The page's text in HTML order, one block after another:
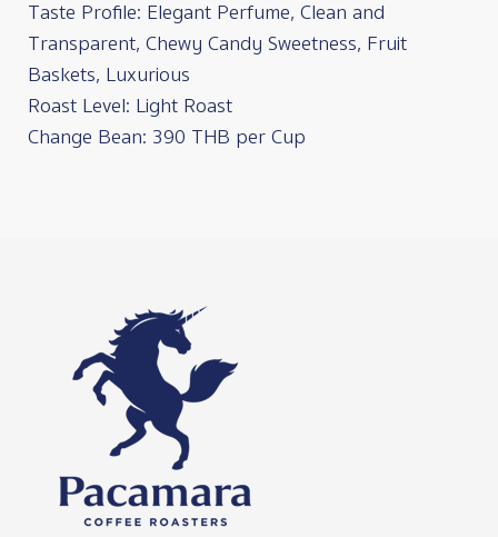
Taste Profile: Elegant Perfume, Clean and
Transparent, Chewy Candy Sweetness, Fruit
Baskets, Luxurious
Roast Level: Light Roast
Change Bean: 390 THB per Cup